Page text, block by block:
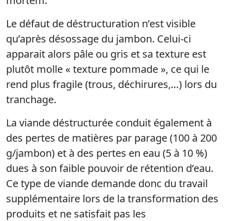
Le défaut de déstructuration n’est visible
qu’après désossage du jambon. Celui-ci
apparait alors pâle ou gris et sa texture est
plutôt molle « texture pommade », ce qui le
rend plus fragile (trous, déchirures,…) lors du
tranchage.
La viande déstructurée conduit également à
des pertes de matières par parage (100 à 200
g/jambon) et à des pertes en eau (5 à 10 %)
dues à son faible pouvoir de rétention d’eau.
Ce type de viande demande donc du travail
supplémentaire lors de la transformation des
produits et ne satisfait pas les